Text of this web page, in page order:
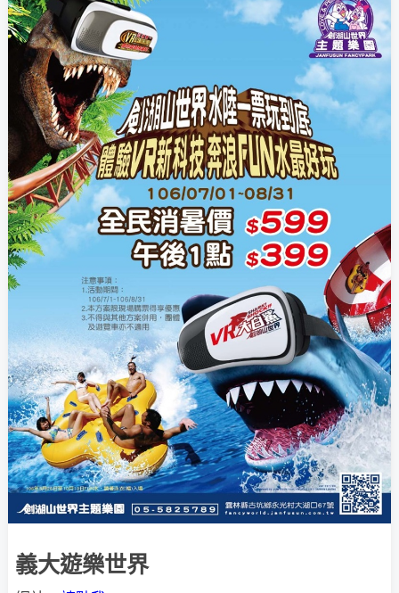
義大遊樂世界